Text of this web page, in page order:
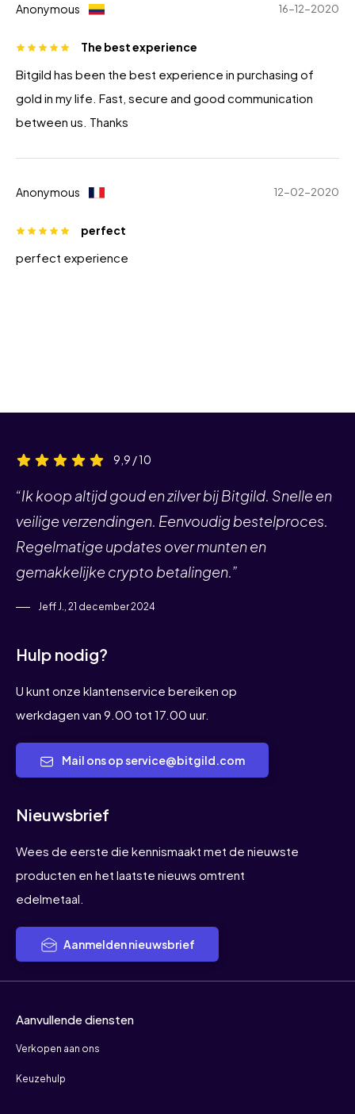
Anonymous 16-12-2020
The best experience
Bitgild has been the best experience in purchasing of
gold in my life. Fast, secure and good communication
between us. Thanks
Anonymous 12-02-2020
perfect
perfect experience
9,9 / 10
“Ik koop altijd goud en zilver bij Bitgild. Snelle en
veilige verzendingen. Eenvoudig bestelproces.
Regelmatige updates over munten en
gemakkelijke crypto betalingen.”
Jeff J., 21 december 2024
Hulp nodig?
U kunt onze klantenservice bereiken op
werkdagen van 9.00 tot 17.00 uur.
Mail ons op service@bitgild.com
Nieuwsbrief
Wees de eerste die kennismaakt met de nieuwste
producten en het laatste nieuws omtrent
edelmetaal.
Aanmelden nieuwsbrief
Aanvullende diensten
Verkopen aan ons
Keuzehulp